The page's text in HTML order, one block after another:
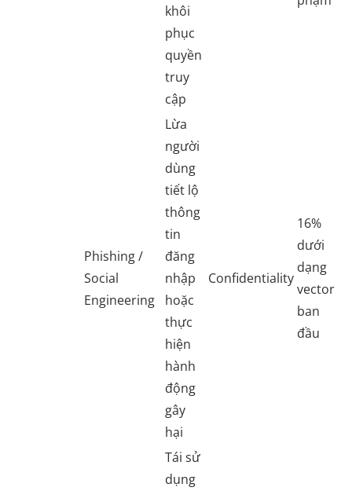
khôi
phục
quyền
truy
cập
Phishing /
Social
Engineering
Lừa
người
dùng
tiết lộ
thông
tin
đăng
nhập
hoặc
thực
hiện
hành
động
gây
hại
Confidentiality
16%
dưới
dạng
vector
ban
đầu
Tái sử
dụng